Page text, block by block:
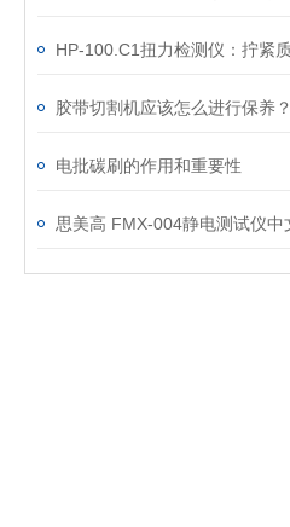
胶带切割机应该怎么进行保养？
电批碳刷的作用和重要性